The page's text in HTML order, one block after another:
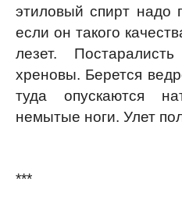
этиловый спирт надо
если он такого
лезет.
хреновы. Берется
туда опускаются
немытые ноги. Улет
***